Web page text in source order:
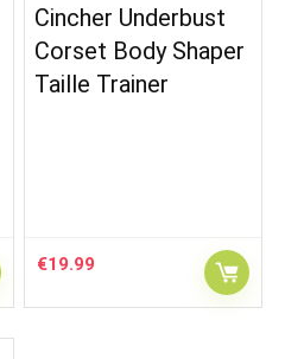
Cincher Underbust
Corset Body Shaper
Taille Trainer
€19.99